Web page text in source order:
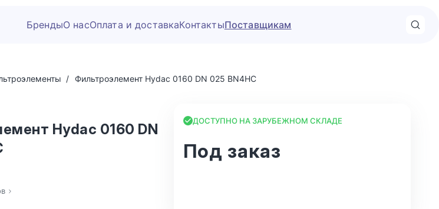
БрендыО насОплата и доставкаКонтактыПоставщикам
Фильтроэлемент Hydac 0160 DN 025 BN4HC
Hydac 0160 DN
ДОСТУПНО НА ЗАРУБЕЖНОМ СКЛАДЕ
Под заказ